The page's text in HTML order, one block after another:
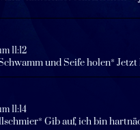
11:12
und Seife holen*
11:14
Gib auf, ich bin